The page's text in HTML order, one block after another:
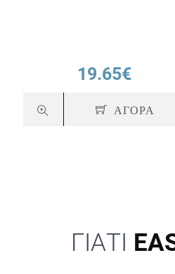
19.65€
ΑΓΟΡΑ
ΓΙΑΤΙ